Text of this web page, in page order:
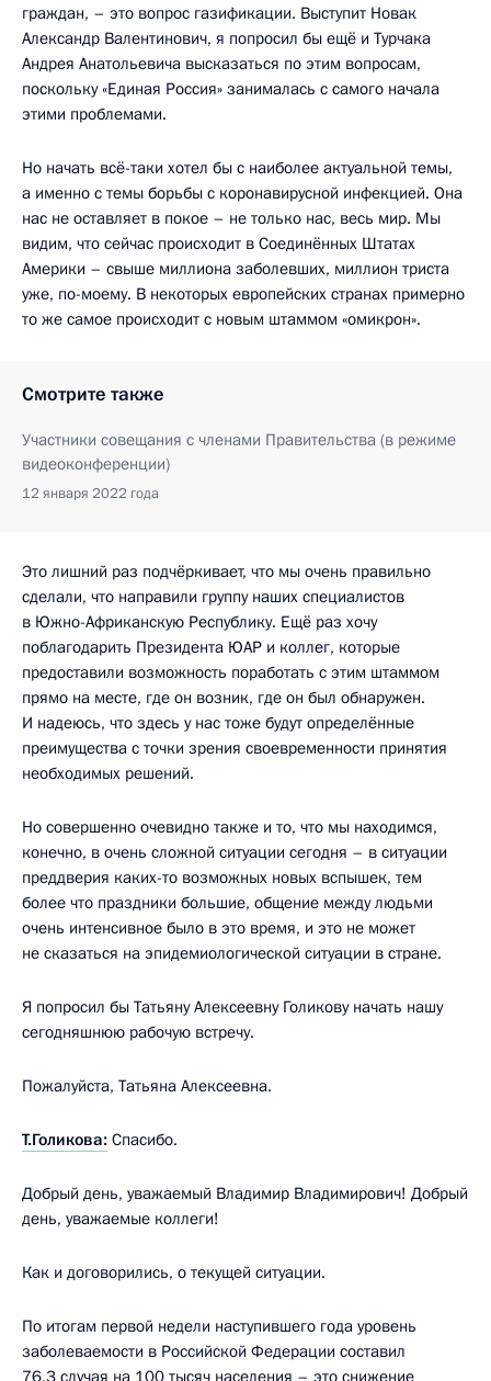
граждан, – это вопрос газификации. Выступит Новак
Александр Валентинович, я попросил бы ещё и Турчака
Андрея Анатольевича высказаться по этим вопросам,
поскольку «Единая Россия» занималась с самого начала
этими проблемами.
Но начать всё-таки хотел бы с наиболее актуальной темы,
а именно с темы борьбы с коронавирусной инфекцией. Она
нас не оставляет в покое – не только нас, весь мир. Мы
видим, что сейчас происходит в Соединённых Штатах
Америки – свыше миллиона заболевших, миллион триста
уже, по-моему. В некоторых европейских странах примерно
то же самое происходит с новым штаммом «омикрон».
Смотрите также
Участники совещания с членами Правительства (в режиме
видеоконференции)
12 января 2022 года
Это лишний раз подчёркивает, что мы очень правильно
сделали, что направили группу наших специалистов
в Южно-Африканскую Республику. Ещё раз хочу
поблагодарить Президента ЮАР и коллег, которые
предоставили возможность поработать с этим штаммом
прямо на месте, где он возник, где он был обнаружен.
И надеюсь, что здесь у нас тоже будут определённые
преимущества с точки зрения своевременности принятия
необходимых решений.
Но совершенно очевидно также и то, что мы находимся,
конечно, в очень сложной ситуации сегодня – в ситуации
преддверия каких-то возможных новых вспышек, тем
более что праздники большие, общение между людьми
очень интенсивное было в это время, и это не может
не сказаться на эпидемиологической ситуации в стране.
Я попросил бы Татьяну Алексеевну Голикову начать нашу
сегодняшнюю рабочую встречу.
Пожалуйста, Татьяна Алексеевна.
Т.Голикова: Спасибо.
Добрый день, уважаемый Владимир Владимирович! Добрый
день, уважаемые коллеги!
Как и договорились, о текущей ситуации.
По итогам первой недели наступившего года уровень
заболеваемости в Российской Федерации составил
76,3 случая на 100 тысяч населения – это снижение